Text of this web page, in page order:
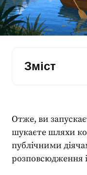
Зміст
Отже, ви
шукаєте шляхи
публічними
розповсюдження